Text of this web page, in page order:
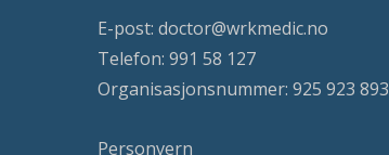
E-post:doctor@wrkmedic.no
Telefon:991 58 127
Organisasjonsnummer: 925 923 893
Personvern